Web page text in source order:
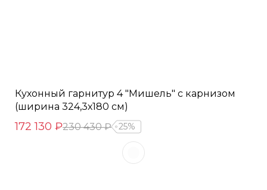
Кухонный гарнитур 4 "Мишель" с карнизом
(ширина 324,3х180 см)
172 130 ₽230 430 ₽ 25%